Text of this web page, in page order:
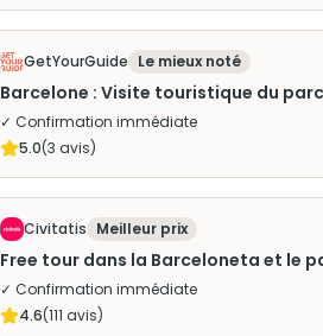
GetYourGuide Le mieux noté
Barcelone : Visite touristique du
✓ Confirmation immédiate
5.0(3 avis)
Civitatis Meilleur prix
Free tour dans la Barceloneta et le
✓ Confirmation immédiate
4.6(111 avis)